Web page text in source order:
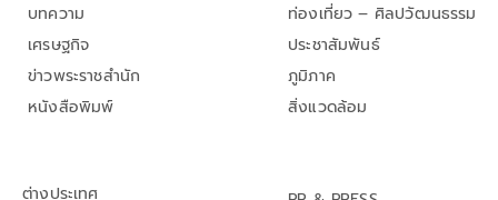
บทความ
เศรษฐกิจ
ข่าวพระราชสำนัก
หนังสือพิมพ์
ท่องเที่ยว – ศิลปวัฒนธรรม
ประชาสัมพันธ์
ภูมิภาค
สิ่งแวดล้อม
ต่างประเทศ